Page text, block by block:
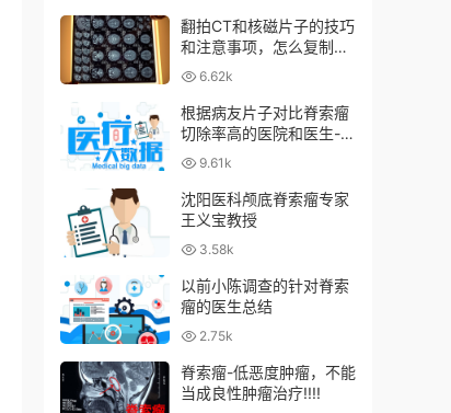
翻拍CT和核磁片子的技巧
和注意事项，怎么复制出
来dicom格式片子
6.62k
根据病友片子对比脊索瘤
切除率高的医院和医生-
[持续更新]
9.61k
沈阳医科颅底脊索瘤专家
王义宝教授
3.58k
以前小陈调查的针对脊索
瘤的医生总结
2.75k
脊索瘤-低恶度肿瘤，不能
当成良性肿瘤治疗!!!!